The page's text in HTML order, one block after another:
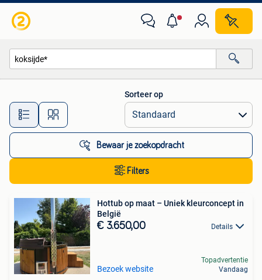
Alle afstanden…
Sorteer op
Bewaar je zoekopdracht
Filters
Hottub op maat – Uniek kleurconcept in
België
€ 3.650,00 Details
Bezoek website
Topadvertentie
Vandaag